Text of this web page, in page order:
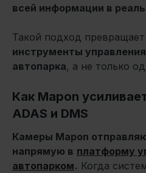
всей информации в
Такой подход
инструменты
автопарка, а не только
Как Mapon
ADAS и DMS
Камеры Mapon
напрямую в платформу
автопарком. Когда